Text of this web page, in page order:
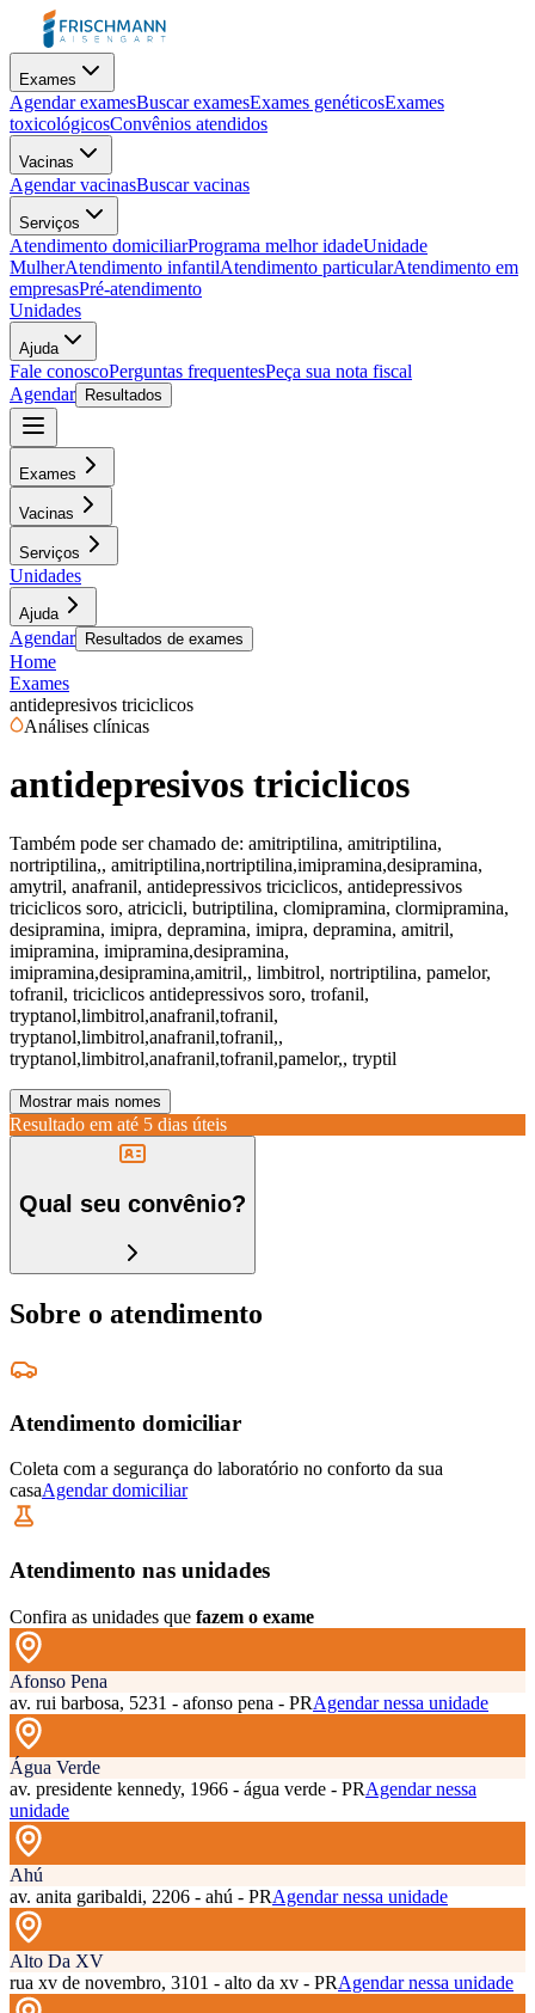
Exames
Agendar examesBuscar examesExames genéticosExames
toxicológicosConvênios atendidos
Vacinas
Agendar vacinasBuscar vacinas
Serviços
Atendimento domiciliarPrograma melhor idadeUnidade
MulherAtendimento infantilAtendimento particularAtendimento em
empresasPré-atendimento
Unidades
Ajuda
Fale conoscoPerguntas frequentesPeça sua nota fiscal
Agendar
Resultados
Exames
Vacinas
Serviços
Unidades
Ajuda
Agendar Resultados de exames
Home
Exames
antidepresivos triciclicos
Análises clínicas
antidepresivos triciclicos
Também pode ser chamado de: amitriptilina, amitriptilina,
nortriptilina,, amitriptilina,nortriptilina,imipramina,desipramina,
amytril, anafranil, antidepressivos triciclicos, antidepressivos
triciclicos soro, atricicli, butriptilina, clomipramina, clormipramina,
desipramina, imipra, depramina, imipra, depramina, amitril,
imipramina, imipramina,desipramina,
imipramina,desipramina,amitril,, limbitrol, nortriptilina, pamelor,
tofranil, triciclicos antidepressivos soro, trofanil,
tryptanol,limbitrol,anafranil,tofranil,
tryptanol,limbitrol,anafranil,tofranil,,
tryptanol,limbitrol,anafranil,tofranil,pamelor,, tryptil
Mostrar mais nomes
Resultado em até 5 dias úteis
Qual seu convênio?
Sobre o atendimento
Atendimento domiciliar
Coleta com a segurança do laboratório no conforto da sua
casaAgendar domiciliar
Atendimento nas unidades
Confira as unidades que fazem o exame
Afonso Pena
av. rui barbosa, 5231 - afonso pena - PRAgendar nessa unidade
Água Verde
av. presidente kennedy, 1966 - água verde - PRAgendar nessa
unidade
Ahú
av. anita garibaldi, 2206 - ahú - PRAgendar nessa unidade
Alto Da XV
rua xv de novembro, 3101 - alto da xv - PRAgendar nessa unidade